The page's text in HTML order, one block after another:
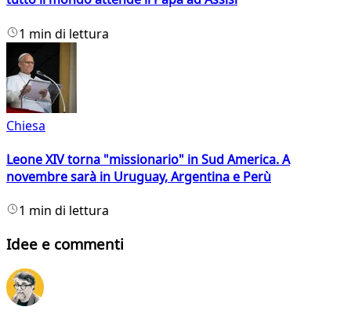
1 min di lettura
Chiesa
Leone XIV torna "missionario" in Sud America. A
novembre sarà in Uruguay, Argentina e Perù
1 min di lettura
Idee e commenti